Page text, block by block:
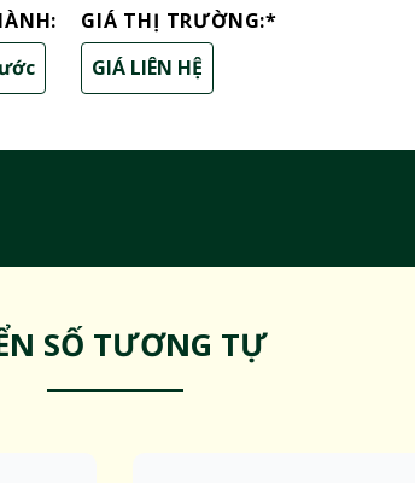
GIÁ THỊ TRƯỜNG:*
GIÁ LIÊN HỆ
SỐ TƯƠNG TỰ